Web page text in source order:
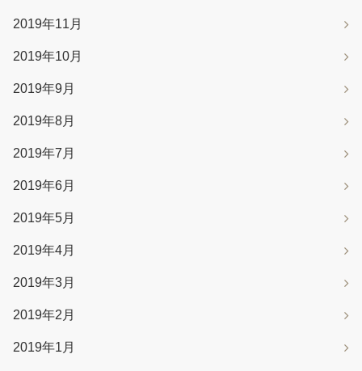
2019年11月
2019年10月
2019年9月
2019年8月
2019年7月
2019年6月
2019年5月
2019年4月
2019年3月
2019年2月
2019年1月